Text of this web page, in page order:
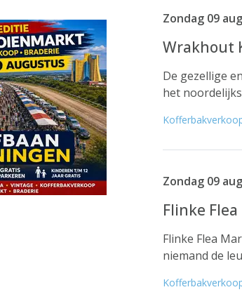
Zondag 09
Wrakhout
De gezellige
het
Zondag 09
Flinke
Flinke Flea
niemand de